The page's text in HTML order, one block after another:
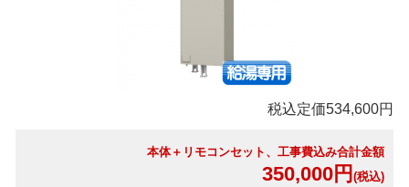
税込定価534,600円
本体＋リモコンセット、工事費込み合計金額
350,000円 (税込)